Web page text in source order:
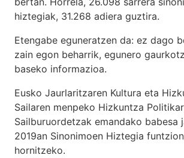
hiztegiak, 31.268 adiera guztira.
Etengabe eguneratzen da: ez dago
zain egon beharrik, egunero
baseko informazioa.
Eusko Jaurlaritzaren Kultura eta
Sailaren menpeko Hizkuntza
Sailburuordetzak emandako babesa
2019an Sinonimoen Hiztegia
hornitzeko.